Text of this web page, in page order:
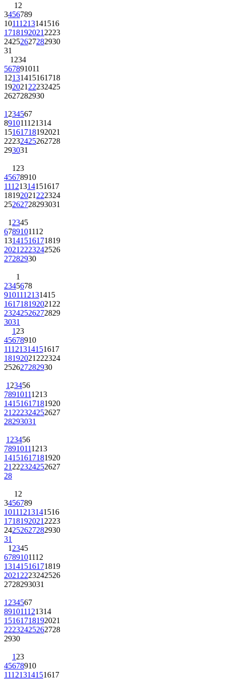
1 2
3456789
10111213141516
1718192021 2223
24252627282930
31
1 234
567891011
12131415161718
192021 22232425
2627282930
1 234567
891011121314
15161718192021
22232425262728
293031
1 23
45678910
11121314151617
18192021 222324
25262728293031
1 2345
6789101112
13141516171819
2021 2223242526
27282930
1
2345678
9101112131415
161718192021 22
23242526272829
3031
1 23
45678910
11121314151617
18192021 222324
252627282930
1 23456
78910111213
14151617181920
21 222324252627
28293031
1 23456
78910111213
14151617181920
21 222324252627
28
1 2
3456789
10111213141516
1718192021 2223
24252627282930
31
1 2345
6789101112
13141516171819
2021 2223242526
2728293031
1 234567
891011121314
15161718192021
22232425262728
2930
1 23
45678910
11121314151617